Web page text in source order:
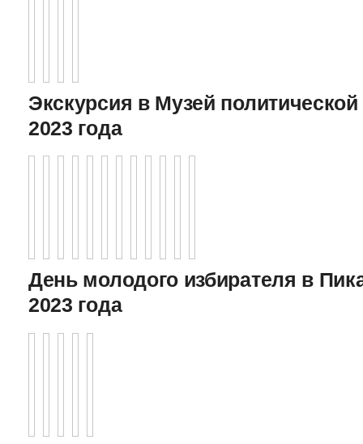
Экскурсия в Музей
2023 года
День молодого избирателя в
2023 года